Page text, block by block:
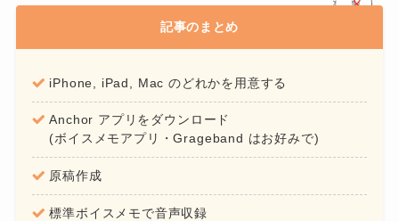
記事のまとめ
iPhone, iPad, Mac のどれかを用意する
Anchor アプリをダウンロード
(ボイスメモアプリ・Grageband はお好みで)
原稿作成
標準ボイスメモで音声収録